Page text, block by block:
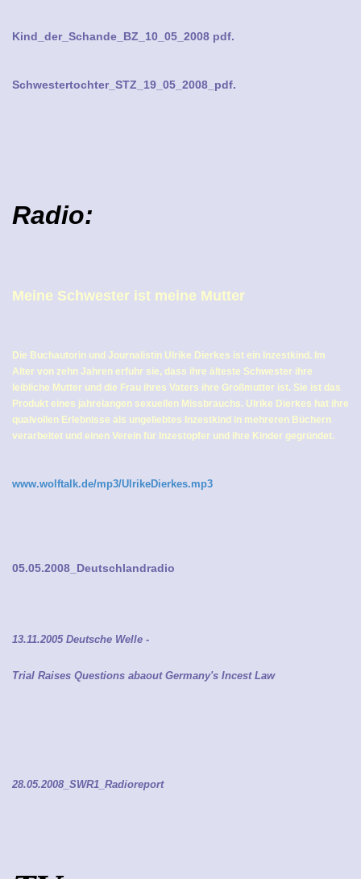
Kind_der_Schande_BZ_10_05_2008 pdf.
Schwestertochter_STZ_19_05_2008_pdf.
Radio:
Meine Schwester ist meine Mutter
Die Buchautorin und Journalistin Ulrike Dierkes ist ein Inzestkind. Im
Alter von zehn Jahren erfuhr sie, dass ihre älteste Schwester ihre
leibliche Mutter und die Frau ihres Vaters ihre Großmutter ist. Sie ist das
Produkt eines jahrelangen sexuellen Missbrauchs. Ulrike Dierkes hat ihre
qualvollen Erlebnisse als ungeliebtes Inzestkind in mehreren Büchern
verarbeitet und einen Verein für Inzestopfer und ihre Kinder gegründet.
www.wolftalk.de/mp3/UlrikeDierkes.mp3
05.05.2008_Deutschlandradio
13.11.2005 Deutsche Welle -
Trial Raises Questions abaout Germany's Incest Law
28.05.2008_SWR1_Radioreport